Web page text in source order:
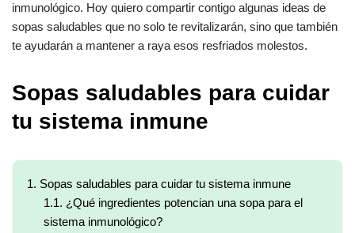
inmunológico. Hoy quiero compartir contigo algunas ideas de
sopas saludables que no solo te revitalizarán, sino que también
te ayudarán a mantener a raya esos resfriados molestos.
Sopas saludables para cuidar
tu sistema inmune
1. Sopas saludables para cuidar tu sistema inmune
1.1. ¿Qué ingredientes potencian una sopa para el
sistema inmunológico?